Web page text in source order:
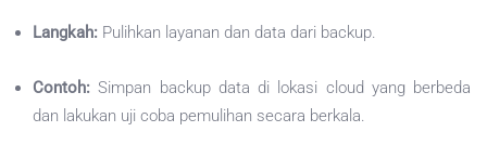
Langkah: Pulihkan layanan dan data dari backup.
Contoh: Simpan backup data di lokasi cloud yang berbeda
dan lakukan uji coba pemulihan secara berkala.